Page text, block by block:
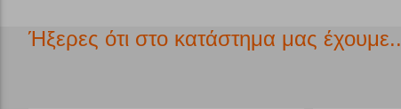
Ήξερες ότι στο κατάστημα μας